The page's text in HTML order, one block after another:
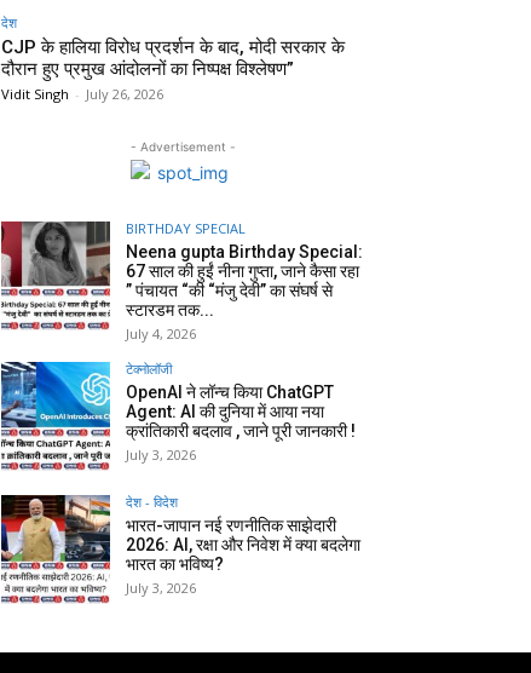
देश
CJP के हालिया विरोध प्रदर्शन के बाद, मोदी सरकार के
दौरान हुए प्रमुख आंदोलनों का निष्पक्ष विश्लेषण”
Vidit Singh - July 26, 2026
- Advertisement -
BIRTHDAY SPECIAL
Neena gupta Birthday Special:
67 साल की हुईं नीना गुप्ता, जाने कैसा रहा
” पंचायत “की “मंजु देवी” का संघर्ष से
स्टारडम तक...
July 4, 2026
टेक्नोलॉजी
OpenAI ने लॉन्च किया ChatGPT
Agent: AI की दुनिया में आया नया
क्रांतिकारी बदलाव , जाने पूरी जानकारी !
July 3, 2026
देश - विदेश
भारत-जापान नई रणनीतिक साझेदारी
2026: AI, रक्षा और निवेश में क्या बदलेगा
भारत का भविष्य?
July 3, 2026